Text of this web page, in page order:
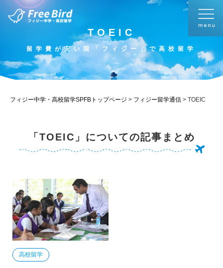
TOEIC
留学費が安い国「フィジー」で高校留学
フィジー中学・高校留学SPFBトップページ > フィジー留学通信 > TOEIC
「TOEIC」についての記事まとめ
高校留学